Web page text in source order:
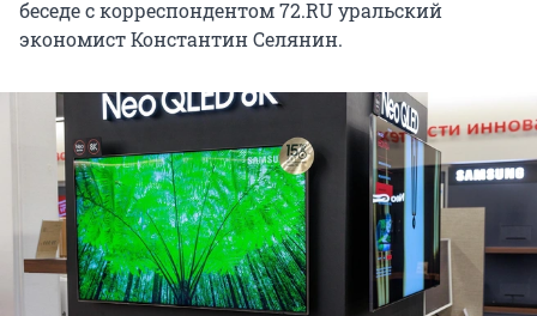
беседе с корреспондентом 72.RU уральский
экономист Константин Селянин.